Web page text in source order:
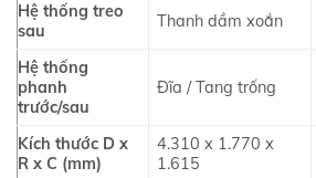
Hệ thống treo
sau
Thanh dầm xoắn
Hệ thống
phanh
trước/sau
Đĩa / Tang trống
Kích thước D x
R x C (mm)
4.310 x 1.770 x
1.615